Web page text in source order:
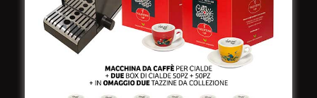
Telefono:+39 0832 240771
+39 0832 279866
info@valentinocaffespa.com